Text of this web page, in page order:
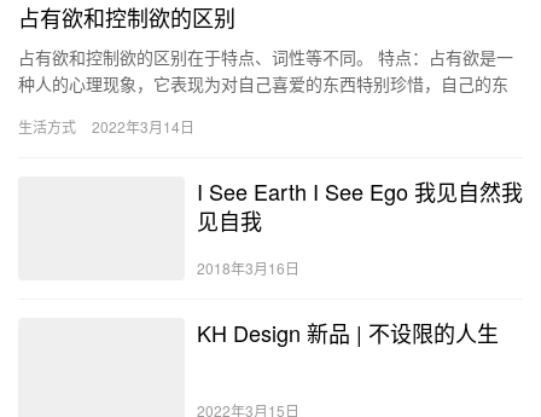
占有欲和控制欲的区别
占有欲和控制欲的区别在于特点、词性等不同。 特点：占有欲是一
种人的心理现象，它表现为对自己喜爱的东西特别珍惜，自己的东
爽；控…
生活方式 2022年3月14日
I See Earth I See Ego 我见自然我
见自我
2018年3月16日
KH Design 新品 | 不设限的人生
2022年3月15日